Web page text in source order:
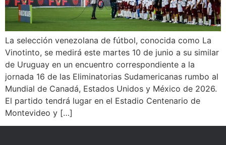
La selección venezolana de fútbol, conocida como La
Vinotinto, se medirá este martes 10 de junio a su similar
de Uruguay en un encuentro correspondiente a la
jornada 16 de las Eliminatorias Sudamericanas rumbo al
Mundial de Canadá, Estados Unidos y México de 2026.
El partido tendrá lugar en el Estadio Centenario de
Montevideo y […]